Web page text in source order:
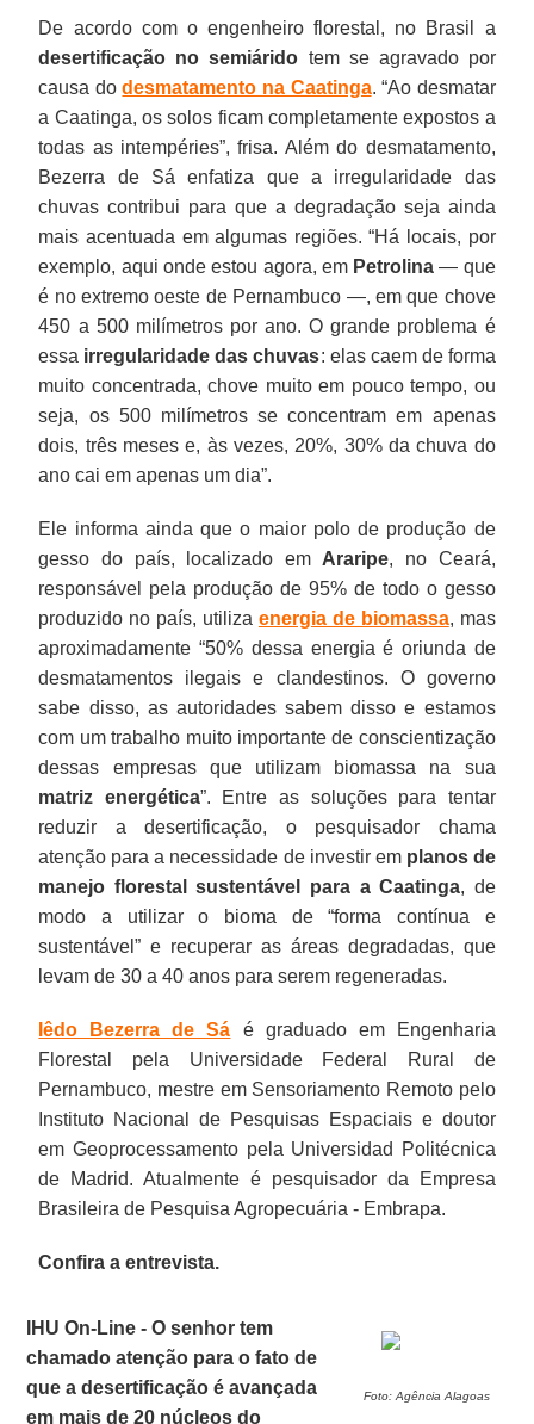
De acordo com o engenheiro florestal, no Brasil a
desertificação no semiárido tem se agravado por
causa dodesmatamento na Caatinga. “Ao desmatar
a Caatinga, os solos ficam completamente expostos a
todas as intempéries”, frisa. Além do desmatamento,
Bezerra de Sá enfatiza que a irregularidade das
chuvas contribui para que a degradação seja ainda
mais acentuada em algumas regiões. “Há locais, por
exemplo, aqui onde estou agora, em Petrolina — que
é no extremo oeste de Pernambuco —, em que chove
450 a 500 milímetros por ano. O grande problema é
essa irregularidade das chuvas: elas caem de forma
muito concentrada, chove muito em pouco tempo, ou
seja, os 500 milímetros se concentram em apenas
dois, três meses e, às vezes, 20%, 30% da chuva do
ano cai em apenas um dia”.
Ele informa ainda que o maior polo de produção de
gesso do país, localizado em Araripe, no Ceará,
responsável pela produção de 95% de todo o gesso
produzido no país, utiliza energia de biomassa, mas
aproximadamente “50% dessa energia é oriunda de
desmatamentos ilegais e clandestinos. O governo
sabe disso, as autoridades sabem disso e estamos
com um trabalho muito importante de conscientização
dessas empresas que utilizam biomassa na sua
matriz energética”. Entre as soluções para tentar
reduzir a desertificação, o pesquisador chama
atenção para a necessidade de investir em planos de
manejo florestal sustentável para a Caatinga, de
modo a utilizar o bioma de “forma contínua e
sustentável” e recuperar as áreas degradadas, que
levam de 30 a 40 anos para serem regeneradas.
Iêdo Bezerra de Sá é graduado em Engenharia
Florestal pela Universidade Federal Rural de
Pernambuco, mestre em Sensoriamento Remoto pelo
Instituto Nacional de Pesquisas Espaciais e doutor
em Geoprocessamento pela Universidad Politécnica
de Madrid. Atualmente é pesquisador da Empresa
Brasileira de Pesquisa Agropecuária - Embrapa.
Confira a entrevista.
Foto: Agência Alagoas
IHU On-Line - O senhor tem
chamado atenção para o fato de
que a desertificação é avançada
em mais de 20 núcleos do